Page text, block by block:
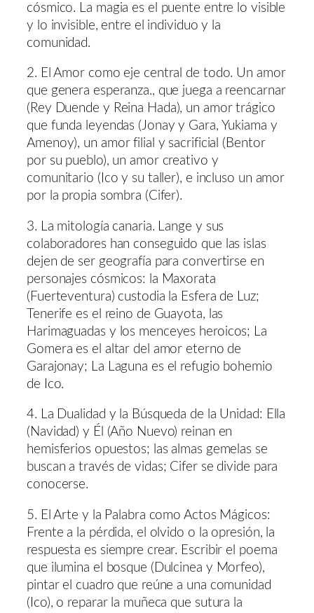
cósmico. La magia es el puente entre lo visible
y lo invisible, entre el individuo y la
comunidad.
2. El Amor como eje central de todo. Un amor
que genera esperanza., que juega a reencarnar
(Rey Duende y Reina Hada), un amor trágico
que funda leyendas (Jonay y Gara, Yukiama y
Amenoy), un amor filial y sacrificial (Bentor
por su pueblo), un amor creativo y
comunitario (Ico y su taller), e incluso un amor
por la propia sombra (Cifer).
3. La mitología canaria. Lange y sus
colaboradores han conseguido que las islas
dejen de ser geografía para convertirse en
personajes cósmicos: la Maxorata
(Fuerteventura) custodia la Esfera de Luz;
Tenerife es el reino de Guayota, las
Harimaguadas y los menceyes heroicos; La
Gomera es el altar del amor eterno de
Garajonay; La Laguna es el refugio bohemio
de Ico.
4. La Dualidad y la Búsqueda de la Unidad: Ella
(Navidad) y Él (Año Nuevo) reinan en
hemisferios opuestos; las almas gemelas se
buscan a través de vidas; Cifer se divide para
conocerse.
5. El Arte y la Palabra como Actos Mágicos:
Frente a la pérdida, el olvido o la opresión, la
respuesta es siempre crear. Escribir el poema
que ilumina el bosque (Dulcinea y Morfeo),
pintar el cuadro que reúne a una comunidad
(Ico), o reparar la muñeca que sutura la